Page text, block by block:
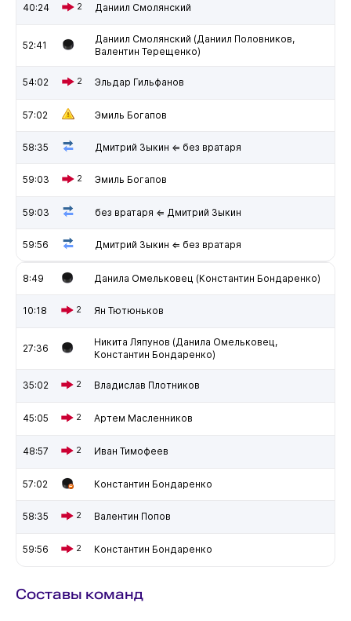
40:24 2 Даниил Смолянский
52:41
Даниил Смолянский (Даниил Половников,
Валентин Терещенко)
54:02 2 Эльдар Гильфанов
57:02 Эмиль Богапов
58:35 Дмитрий Зыкин ⇐ без вратаря
59:03 2 Эмиль Богапов
59:03 без вратаря ⇐ Дмитрий Зыкин
59:56 Дмитрий Зыкин ⇐ без вратаря
8:49 Данила Омельковец (Константин Бондаренко)
10:18 2 Ян Тютюньков
27:36
Никита Ляпунов (Данила Омельковец,
Константин Бондаренко)
35:02 2 Владислав Плотников
45:05 2 Артем Масленников
48:57 2 Иван Тимофеев
57:02 Константин Бондаренко
58:35 2 Валентин Попов
59:56 2 Константин Бондаренко
Составы команд